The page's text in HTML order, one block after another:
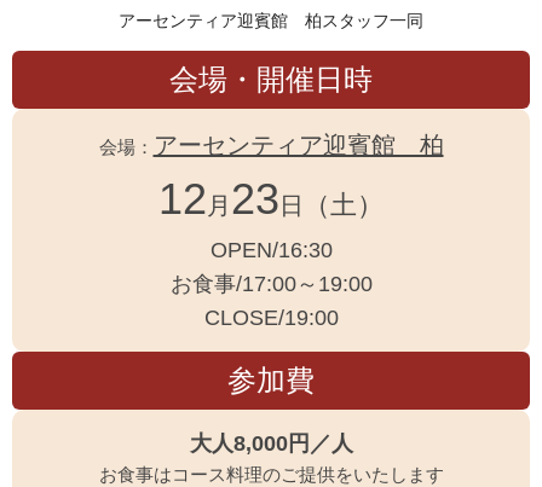
アーセンティア迎賓館 柏スタッフ一同
会場・開催日時
会場： アーセンティア迎賓館 柏
12 月 23 日 （土）
OPEN/16:30
お食事/17:00～19:00
CLOSE/19:00
参加費
大人8,000円／人
お食事はコース料理のご提供をいたします